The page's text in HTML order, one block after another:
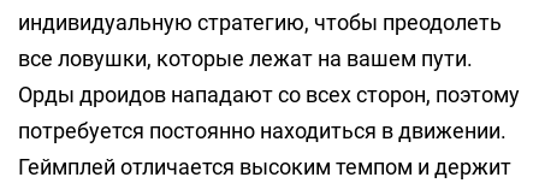
индивидуальную стратегию, чтобы преодолеть
все ловушки, которые лежат на вашем пути.
Орды дроидов нападают со всех сторон, поэтому
потребуется постоянно находиться в движении.
Геймплей отличается высоким темпом и держит